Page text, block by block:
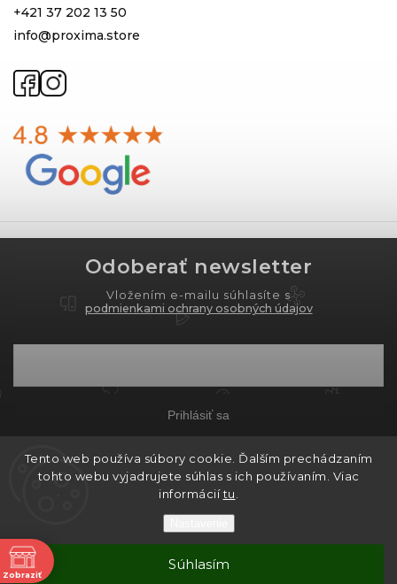
Tento web používa súbory cookie. Ďalším prechádzaním
tohto webu vyjadrujete súhlas s ich používaním. Viac
informáciítu
Súhlasím
+421 37 202 13 50
info@proxima.store
Odoberať newsletter
Vložením e-mailu súhlasíte s
podmienkami ochrany osobných údajov
Prihlásiť sa
Vytvoril Shoptet
Copyright 2026PROXIMA.store
Grafický návrh vytvořil a nakódoval
Zobraziť